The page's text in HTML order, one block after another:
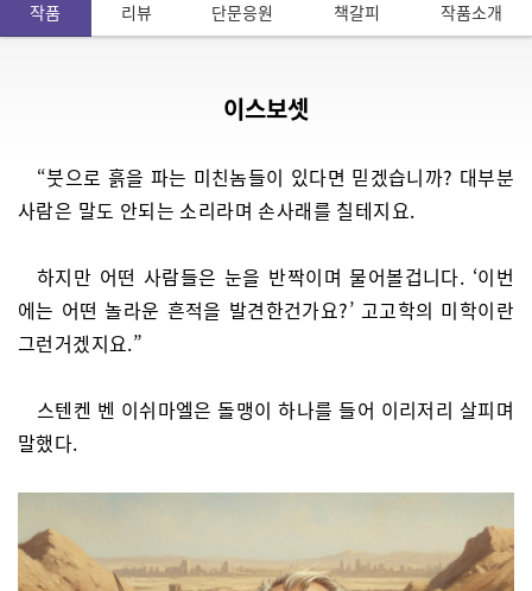
작품 리뷰 단문응원 책갈피 작품소개
이스보셋
“붓으로 흙을 파는 미친놈들이 있다면 믿겠습니까? 대부분
사람은 말도 안되는 소리라며 손사래를 칠테지요.
하지만 어떤 사람들은 눈을 반짝이며 물어볼겁니다. ‘이번
에는 어떤 놀라운 흔적을 발견한건가요?’ 고고학의 미학이란
그런거겠지요.”
스텐켄 벤 이쉬마엘은 돌맹이 하나를 들어 이리저리 살피며
말했다.